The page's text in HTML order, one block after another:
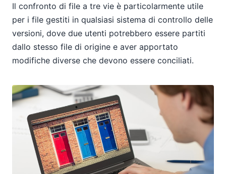
Il confronto di file a tre vie è particolarmente utile
per i file gestiti in qualsiasi sistema di controllo delle
versioni, dove due utenti potrebbero essere partiti
dallo stesso file di origine e aver apportato
modifiche diverse che devono essere conciliati.